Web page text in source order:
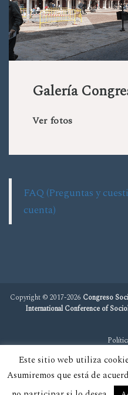
Galería
Ver fotos
FAQ (Preguntas y
cuenta)
Copyright © 2017-2026 Congreso
International Conference of
Este sitio web utiliza
Asumiremos que está de